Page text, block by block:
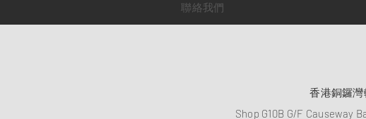
聯絡我們
香港銅鑼灣
Shop G10B G/F Causeway